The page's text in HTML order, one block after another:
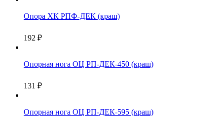
Опора ХК РПФ-ДЕК (краш)
192 ₽
Опорная нога ОЦ РП-ДЕК-450 (краш)
131 ₽
Опорная нога ОЦ РП-ДЕК-595 (краш)